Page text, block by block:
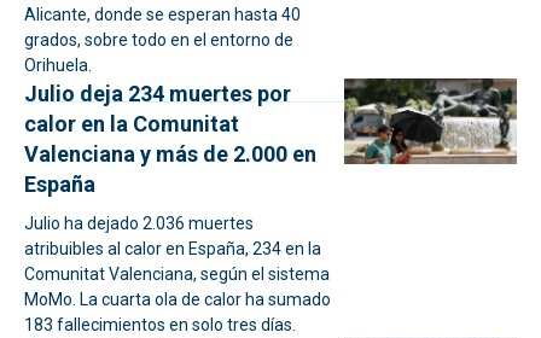
Alicante, donde se esperan hasta 40
grados, sobre todo en el entorno de
Orihuela.
Julio deja 234 muertes por
calor en la Comunitat
Valenciana y más de 2.000 en
España
Julio ha dejado 2.036 muertes
atribuibles al calor en España, 234 en la
Comunitat Valenciana, según el sistema
MoMo. La cuarta ola de calor ha sumado
183 fallecimientos en solo tres días.